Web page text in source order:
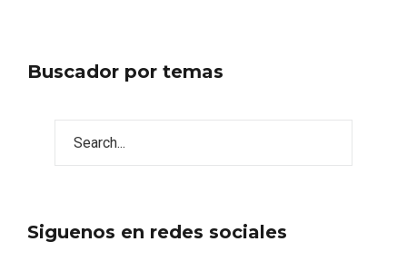
Buscador por temas
Siguenos en redes sociales
en 2026